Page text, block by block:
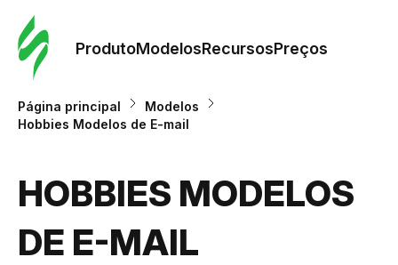
ProdutoModelosRecursosPreços
Página principal
Modelos
Hobbies Modelos de E-mail
HOBBIES MODELOS
DE E-MAIL